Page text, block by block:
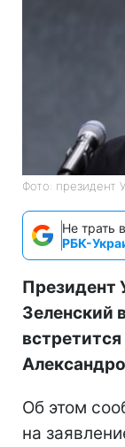
Фото: президент
Не трать
РБК-
Президент
Зеленский
Об этом
на